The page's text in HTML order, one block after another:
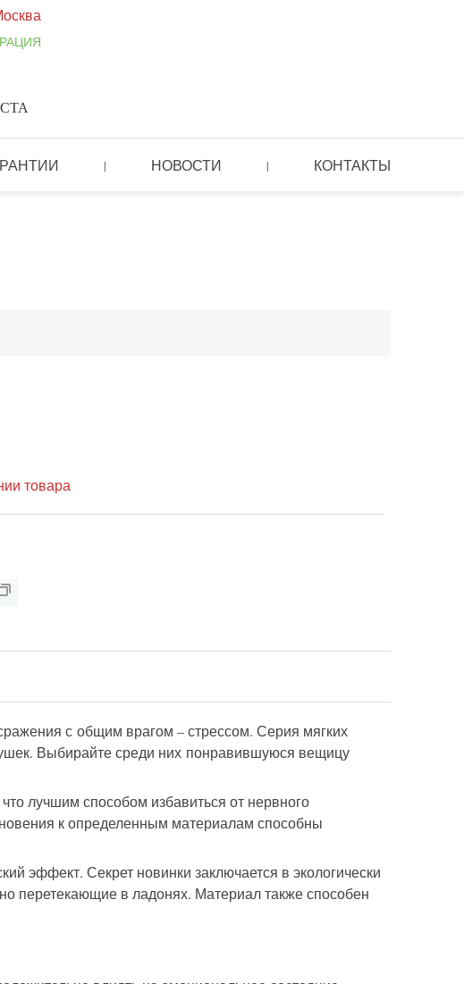
| НОВОСТИ | КОНТАКТЫ
товара
с общим врагом – стрессом. Серия мягких
Выбирайте среди них понравившуюся вещицу
лучшим способом избавиться от нервного
к определенным материалам способны
эффект. Секрет новинки заключается в экологически
перетекающие в ладонях. Материал также способен